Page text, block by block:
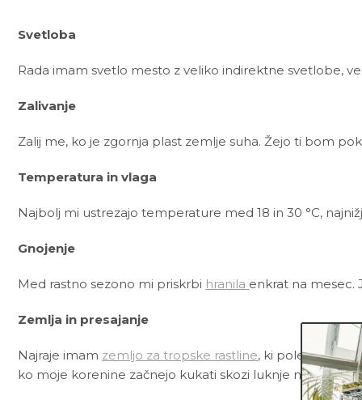
Svetloba
Rada imam svetlo mesto z veliko indirektne svetlobe,
Zalivanje
Zalij me, ko je zgornja plast zemlje suha. Žejo ti bom
Temperatura in vlaga
Najbolj mi ustrezajo temperature med 18 in 30 °C,
Gnojenje
Med rastno sezono mi priskrbi hranila enkrat na mesec.
Zemlja in presajanje
Najraje imam zemljo za tropske rastline, ki poleg črne
ko moje korenine začnejo kukati skozi luknje na dnu